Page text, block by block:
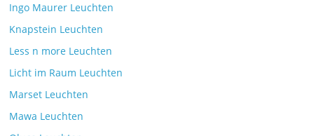
Ingo Maurer Leuchten
Knapstein Leuchten
Less n more Leuchten
Licht im Raum Leuchten
Marset Leuchten
Mawa Leuchten